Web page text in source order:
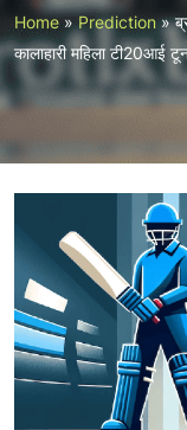
Home » Prediction»
कालाहारी महिला